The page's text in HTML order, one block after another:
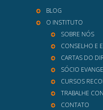
BLOG
O INSTITUTO
SOBRE NÓS
CONSELHO E
CARTAS DO
SÓCIO
CURSOS
TRABALHE
CONTATO